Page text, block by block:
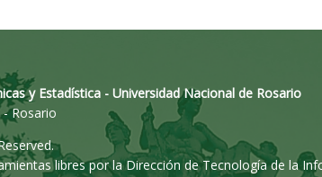
y Estadística - Universidad Nacional de Rosario
Rosario
libres por la Dirección de Tecnología de la